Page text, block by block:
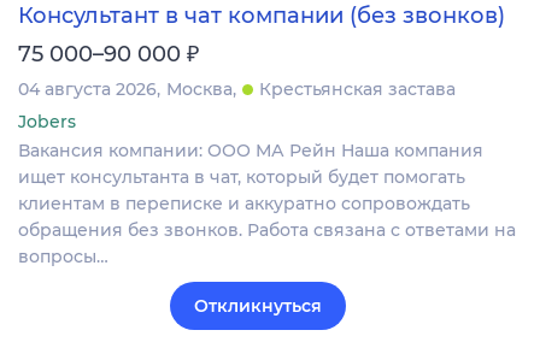
Консультант в чат компании (без звонков)
75 000–90 000 ₽
04 августа 2026 Москва
Крестьянская застава
Jobers
Вакансия компании: ООО МА Рейн Наша компания
ищет консультанта в чат, который будет помогать
клиентам в переписке и аккуратно сопровождать
обращения без звонков. Работа связана с ответами на
вопросы…
Откликнуться